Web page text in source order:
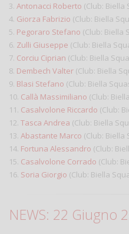
3. Antonacci Roberto (Club: Biella
4. Giorza Fabrizio (Club: Biella
5. Pegoraro Stefano (Club: Biella
6. Zulli Giuseppe (Club: Biella
7. Corciu Ciprian (Club: Biella
8. Dembech Valter (Club: Biella
9. Blasi Stefano (Club: Biella
10. Callà Massimiliano (Club:
11. Casalvolone Riccardo (Club:
12. Tasca Andrea (Club: Biella
13. Abastante Marco (Club: Biella
14. Fortuna Alessandro (Club:
15. Casalvolone Corrado (Club:
16. Soria Giorgio (Club: Biella
NEWS: 22 Giugno